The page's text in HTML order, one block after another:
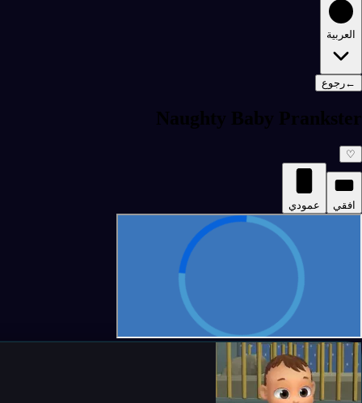
العربية
←رجوع
Naughty Baby Prankster
♡
افقي عمودي